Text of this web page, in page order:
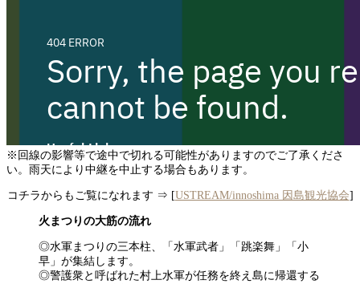
※回線の影響等で途中で切れる可能性がありますのでご了承くださ
い。雨天により中継を中止する場合もあります。
コチラからもご覧になれます ⇒ [USTREAM/innoshima 因島観光協会]
火まつりの大筋の流れ
◎水軍まつりの三本柱、「水軍武者」「跳楽舞」「小
早」が集結します。
◎警護衆と呼ばれた村上水軍が任務を終え島に帰還する